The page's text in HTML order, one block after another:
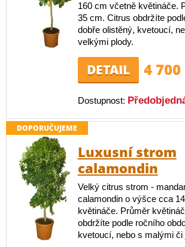
160 cm včetně květináče.
35 cm. Citrus obdržíte
dobře olistěný, kvetoucí,
velkými plody.
DETAIL 4 700
Dostupnost:
DOPORUČUJEME
Luxusní strom
calamondin
Velký citrus strom -
calamondin o výšce cca
květináče. Průměr
obdržíte podle ročního
kvetoucí, nebo s malými